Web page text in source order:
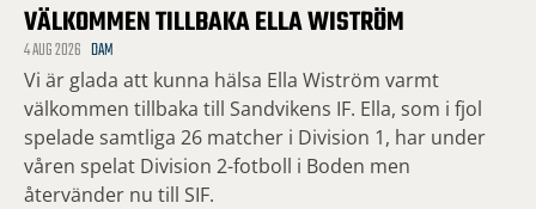
VÄLKOMMEN TILLBAKA ELLA WISTRÖM
4 AUG 2026 DAM
Vi är glada att kunna hälsa Ella Wiström varmt
välkommen tillbaka till Sandvikens IF. Ella, som i fjol
spelade samtliga 26 matcher i Division 1, har under
våren spelat Division 2-fotboll i Boden men
återvänder nu till SIF.